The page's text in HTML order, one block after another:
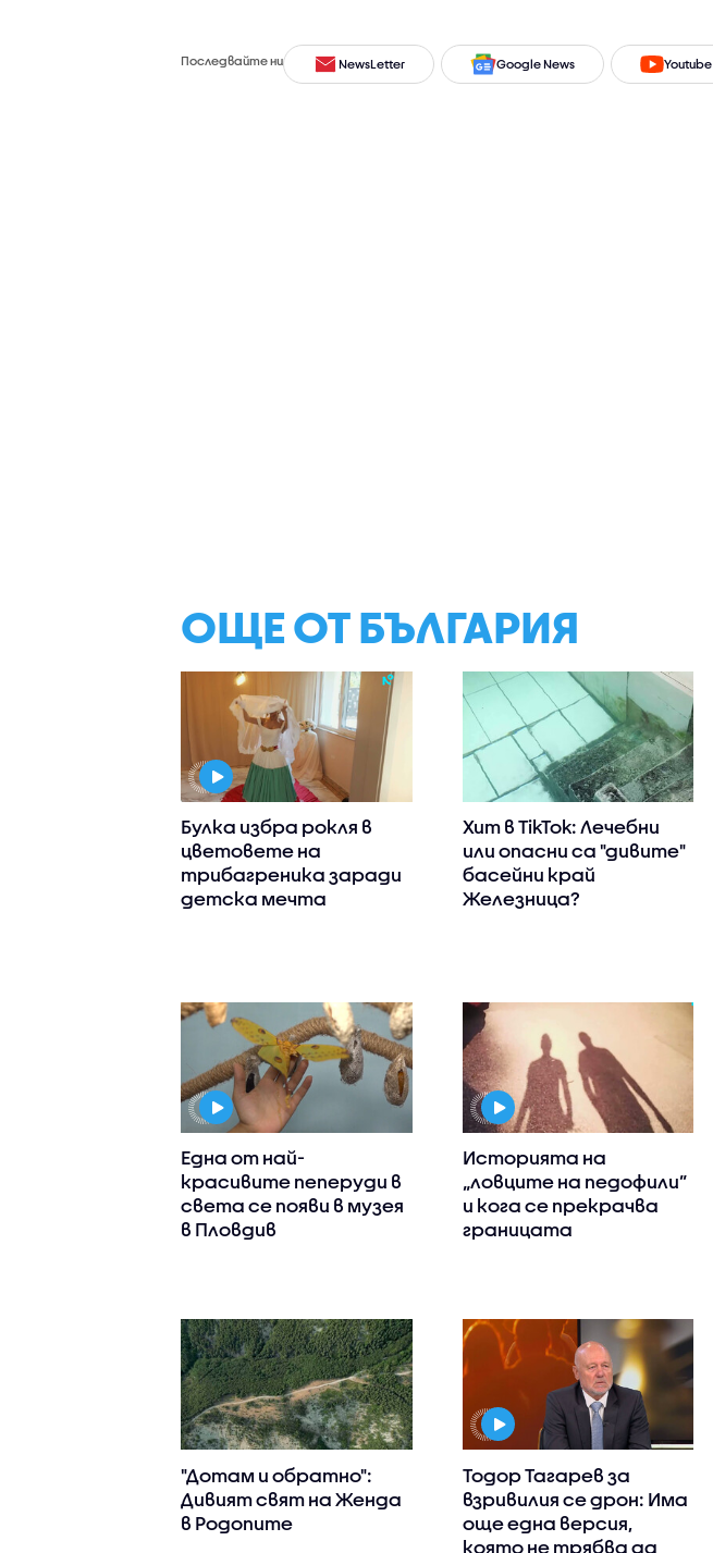
Последвайте ни NewsLetter Google News Youtube
ОЩЕ ОТ БЪЛГАРИЯ
Булка избра рокля в
цветовете на
трибагреника заради
детска мечта
Хит в TikTok: Лечебни
или опасни са "дивите"
басейни край
Железница?
Една от най-
красивите пеперуди в
света се появи в музея
в Пловдив
Историята на
„ловците на педофили”
и кога се прекрачва
границата
"Дотам и обратно":
Дивият свят на Женда
в Родопите
Тодор Тагарев за
взривилия се дрон: Има
още една версия,
която не трябва да